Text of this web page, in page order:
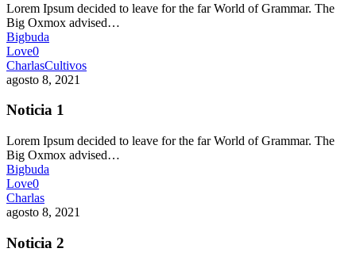
Lorem Ipsum decided to leave for the far World of Grammar. The
Big Oxmox advised…
Bigbuda
Love0
CharlasCultivos
agosto 8, 2021
Noticia 1
Lorem Ipsum decided to leave for the far World of Grammar. The
Big Oxmox advised…
Bigbuda
Love0
Charlas
agosto 8, 2021
Noticia 2